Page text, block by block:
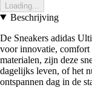
Loading...
Beschrijving
De Sneakers adidas
voor innovatie, comfort
materialen, zijn deze
dagelijks leven, of het
ontspannen dag in de